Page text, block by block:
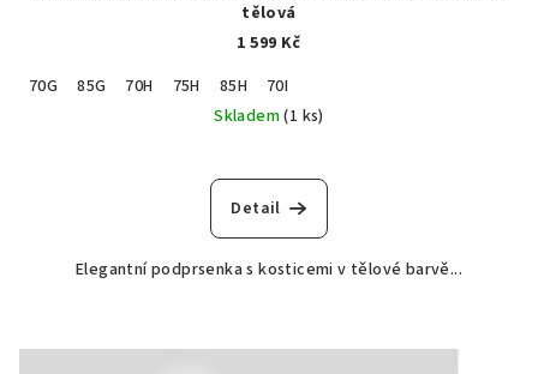
tělová
1 599 Kč
70G
85G 70H 75H 85H
70I
Skladem(1 ks)
Detail
Elegantní podprsenka s kosticemi v tělové barvě...